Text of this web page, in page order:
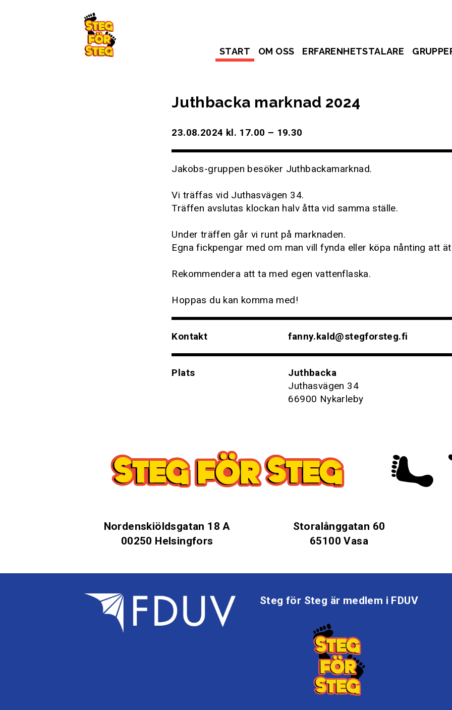
START OM OSS ERFARENHETSTALARE
Juthbacka marknad 2024
23.08.2024 kl. 17.00 – 19.30
Jakobs-gruppen besöker Juthbackamarknad.
Vi träffas vid Juthasvägen 34.
Träffen avslutas klockan halv åtta vid samma ställe.
Under träffen går vi runt på marknaden.
Egna fickpengar med om man vill fynda eller köpa nånting att
Rekommendera att ta med egen vattenflaska.
Hoppas du kan komma med!
Kontakt fanny.kald@stegforsteg.fi
Plats
Juthbacka
Juthasvägen 34
66900 Nykarleby
Nordenskiöldsgatan 18 A
00250 Helsingfors
Storalånggatan 60
65100 Vasa
Steg för Steg är medlem i FDUV